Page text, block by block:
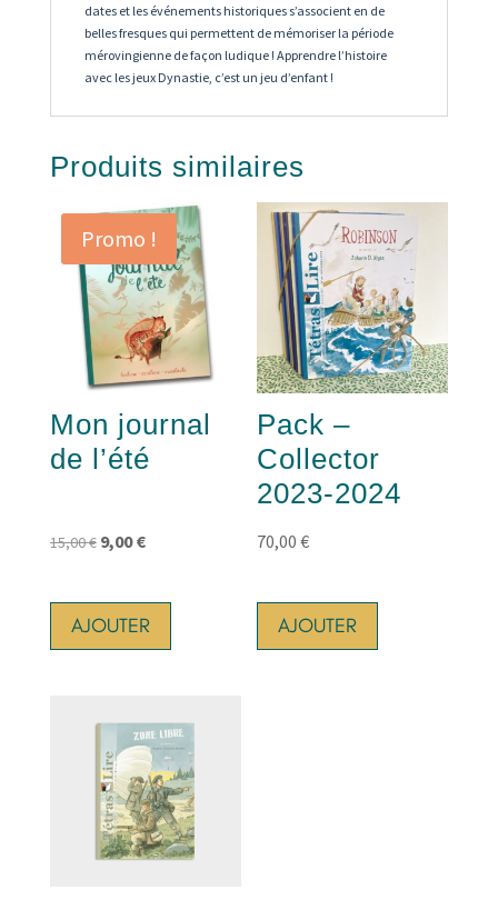
dates et les événements historiques s’associent en de
belles fresques qui permettent de mémoriser la période
mérovingienne de façon ludique ! Apprendre l’histoire
avec les jeux Dynastie, c’est un jeu d’enfant !
Produits similaires
Promo !
Mon journal
de l’été
15,00€ Le
initial
était :
9,00€Le
actuel
est :
AJOUTER
Pack –
Collector
2023-2024
70,00€
AJOUTER